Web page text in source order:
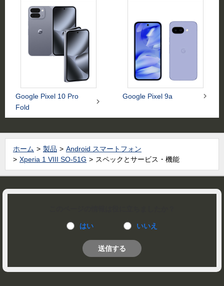
Google Pixel 10 Pro
Fold

Google Pixel 9a 
ホーム 製品
Android スマートフォン
Xperia 1 VIII SO-51G
スペックとサービス・機能
はい いいえ
送信する